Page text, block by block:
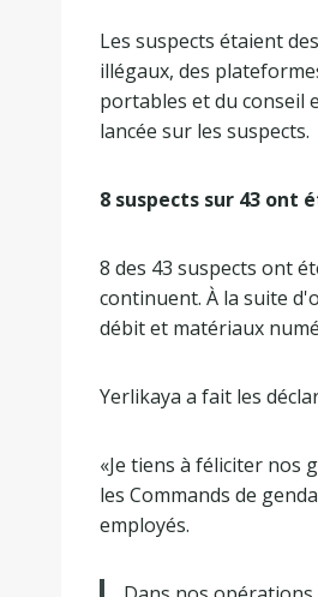
Les suspects étaient
illégaux, des
portables et du conseil
lancée sur les suspects.
8 suspects sur 43 ont
8 des 43 suspects ont
continuent. À la suite
débit et matériaux
Yerlikaya a fait les
«Je tiens à féliciter nos
les Commands de
employés.